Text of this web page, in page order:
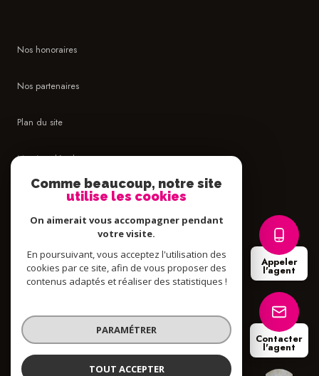
Appeler
l'agent
Contacter
l'agent
Nos honoraires
Nos partenaires
Plan du site
Mentions légales
Cookies
© 2026 | Tous droits réservés
Réalisé par
Comme beaucoup, notre site
utilise les cookies
On aimerait vous accompagner pendant
votre visite.
En poursuivant, vous acceptez l'utilisation des
cookies par ce site, afin de vous proposer des
contenus adaptés et réaliser des statistiques !
PARAMÉTRER
TOUT ACCEPTER